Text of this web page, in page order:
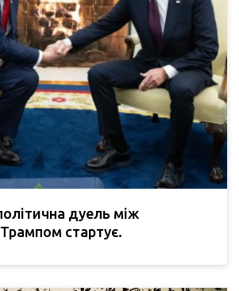
дуель між
стартує.